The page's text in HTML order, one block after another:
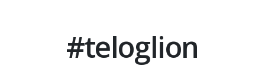
#teloglion